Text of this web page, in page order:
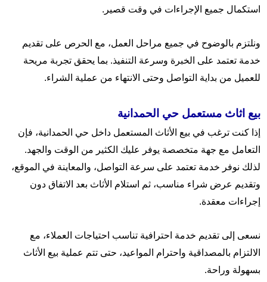
استكمال جميع الإجراءات في وقت قصير.
ونلتزم بالوضوح في جميع مراحل العمل، مع الحرص على تقديم
خدمة تعتمد على الخبرة وسرعة التنفيذ. بما يحقق تجربة مريحة
للعميل من بداية التواصل وحتى الانتهاء من عملية الشراء.
بيع اثاث مستعمل حي الحمدانية
إذا كنت ترغب في بيع الأثاث المستعمل داخل حي الحمدانية، فإن
التعامل مع جهة متخصصة يوفر عليك الكثير من الوقت والجهد.
لذلك نوفر خدمة تعتمد على سرعة التواصل، والمعاينة في الموقع،
وتقديم عرض شراء مناسب، ثم استلام الأثاث بعد الاتفاق دون
إجراءات معقدة.
نسعى إلى تقديم خدمة احترافية تناسب احتياجات العملاء، مع
الالتزام بالمصداقية واحترام المواعيد، حتى تتم عملية بيع الأثاث
بسهولة وراحة.